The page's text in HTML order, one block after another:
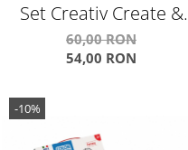
Set Creativ Create &
Color Carioca Cangur
3D
60,00 RON
54,00 RON
-10%